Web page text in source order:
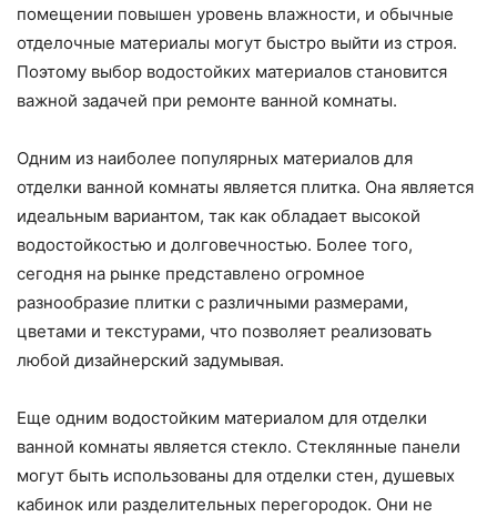
помещении повышен уровень влажности, и обычные
отделочные материалы могут быстро выйти из строя.
Поэтому выбор водостойких материалов становится
важной задачей при ремонте ванной комнаты.
Одним из наиболее популярных материалов для
отделки ванной комнаты является плитка. Она является
идеальным вариантом, так как обладает высокой
водостойкостью и долговечностью. Более того,
сегодня на рынке представлено огромное
разнообразие плитки с различными размерами,
цветами и текстурами, что позволяет реализовать
любой дизайнерский задумывая.
Еще одним водостойким материалом для отделки
ванной комнаты является стекло. Стеклянные панели
могут быть использованы для отделки стен, душевых
кабинок или разделительных перегородок. Они не